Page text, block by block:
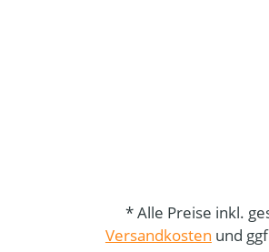
* Alle Preise inkl.
Versandkosten und